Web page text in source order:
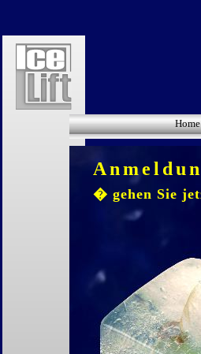
Home
� gehen Sie